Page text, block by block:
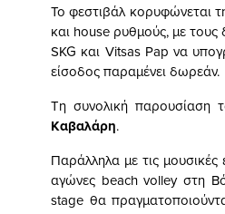
Το φεστιβάλ κορυφώνεται
και house ρυθμούς, με τους
SKG και Vitsas Pap να
είσοδος παραμένει δωρεάν.
Τη συνολική παρουσίαση
Καβαλάρη.
Παράλληλα με τις μουσικές
αγώνες beach volley στη
stage θα